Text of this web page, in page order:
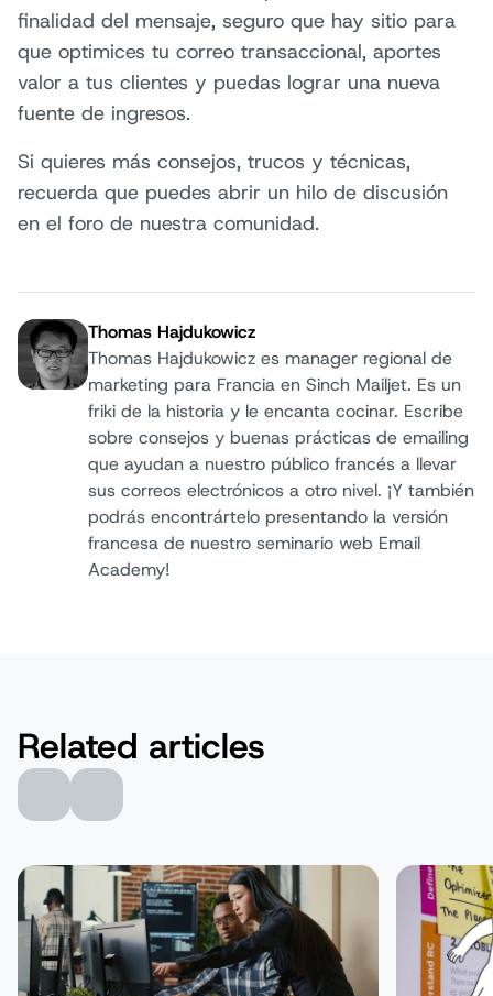
finalidad del mensaje, seguro que hay sitio para
que optimices tu correo transaccional, aportes
valor a tus clientes y puedas lograr una nueva
fuente de ingresos.
Si quieres más consejos, trucos y técnicas,
recuerda que puedes abrir un hilo de discusión
en el foro de nuestra comunidad.
Autor:
Thomas Hajdukowicz
Thomas Hajdukowicz es manager regional de
marketing para Francia en Sinch Mailjet. Es un
friki de la historia y le encanta cocinar. Escribe
sobre consejos y buenas prácticas de emailing
que ayudan a nuestro público francés a llevar
sus correos electrónicos a otro nivel. ¡Y también
podrás encontrártelo presentando la versión
francesa de nuestro seminario web Email
Academy!
Related articles